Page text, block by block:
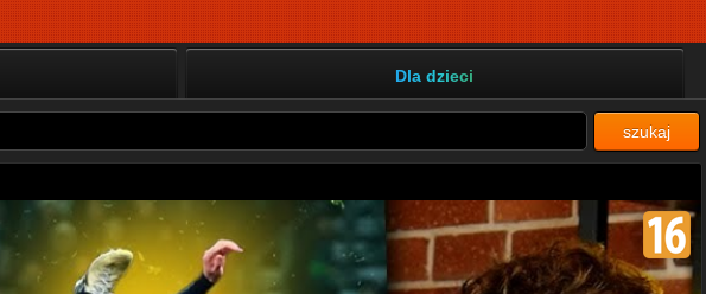
Dla dzieci
szukaj